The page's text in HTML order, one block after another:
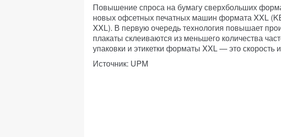
Повышение спроса на бумагу сверхбольших
новых офсетных печатных машин формата XXL
XXL). В первую очередь технология повышает
плакаты склеиваются из меньшего количества
упаковки и этикетки форматы XXL — это скорость
Источник: UPM